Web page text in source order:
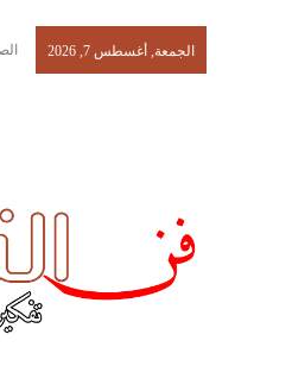
الجمعة, أغسطس 7, 2026